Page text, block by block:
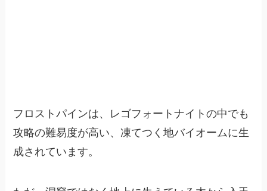
フロストパインは、レゴフォートナイトの中でも
攻略の難易度が高い、凍てつく地バイオームに生
成されています。